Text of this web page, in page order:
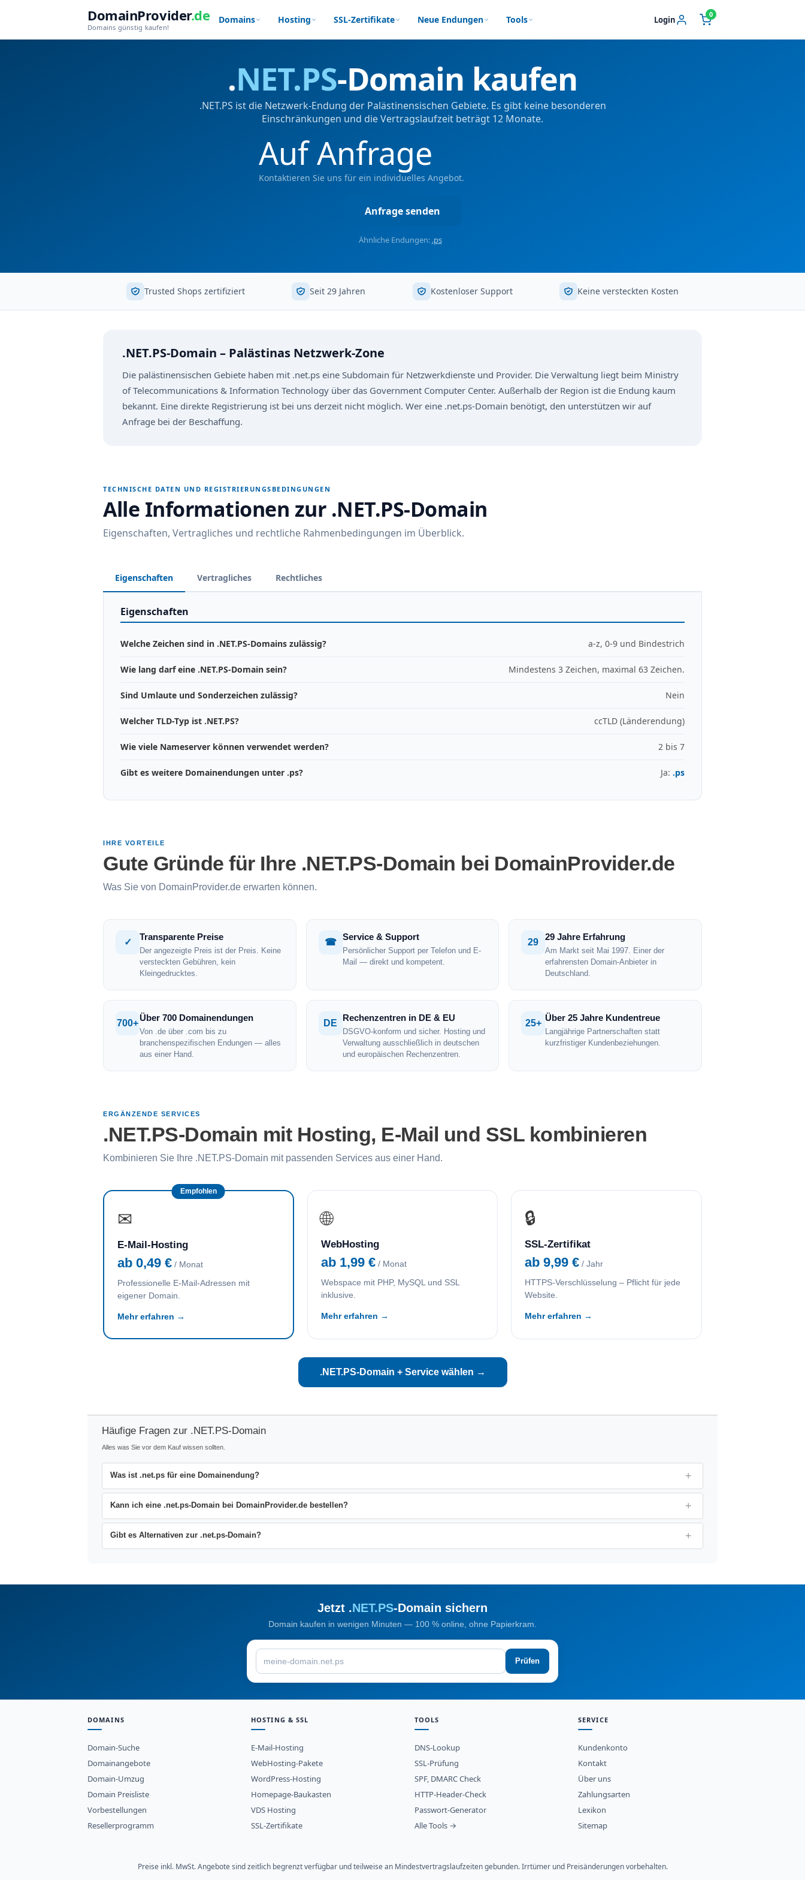
DomainProvider.de
Domains günstig kaufen!
Domains Hosting SSL-Zertifikate Neue Endungen Tools Login 0
.NET.PS-Domain kaufen
.NET.PS ist die Netzwerk-Endung der Palästinensischen Gebiete. Es gibt keine besonderen
Einschränkungen und die Vertragslaufzeit beträgt 12 Monate.
Auf Anfrage
Kontaktieren Sie uns für ein individuelles Angebot.
Anfrage senden
Ähnliche Endungen: .ps
Trusted Shops zertifiziert Seit 29 Jahren Kostenloser Support Keine versteckten Kosten
.NET.PS-Domain – Palästinas Netzwerk-Zone
Die palästinensischen Gebiete haben mit .net.ps eine Subdomain für Netzwerkdienste und Provider. Die Verwaltung liegt beim Ministry
of Telecommunications & Information Technology über das Government Computer Center. Außerhalb der Region ist die Endung kaum
bekannt. Eine direkte Registrierung ist bei uns derzeit nicht möglich. Wer eine .net.ps-Domain benötigt, den unterstützen wir auf
Anfrage bei der Beschaffung.
TECHNISCHE DATEN UND REGISTRIERUNGSBEDINGUNGEN
Alle Informationen zur .NET.PS-Domain
Eigenschaften, Vertragliches und rechtliche Rahmenbedingungen im Überblick.
Eigenschaften Vertragliches Rechtliches
Eigenschaften
Welche Zeichen sind in .NET.PS-Domains zulässig? a-z, 0-9 und Bindestrich
Wie lang darf eine .NET.PS-Domain sein? Mindestens 3 Zeichen, maximal 63 Zeichen.
Sind Umlaute und Sonderzeichen zulässig? Nein
Welcher TLD-Typ ist .NET.PS? ccTLD (Länderendung)
Wie viele Nameserver können verwendet werden? 2 bis 7
Gibt es weitere Domainendungen unter .ps? Ja: .ps
IHRE VORTEILE
Gute Gründe für Ihre .NET.PS-Domain bei DomainProvider.de
Was Sie von DomainProvider.de erwarten können.
✓
Transparente Preise
Der angezeigte Preis ist der Preis. Keine
versteckten Gebühren, kein
Kleingedrucktes.
☎
Service & Support
Persönlicher Support per Telefon und E-
Mail — direkt und kompetent.
29
29 Jahre Erfahrung
Am Markt seit Mai 1997. Einer der
erfahrensten Domain-Anbieter in
Deutschland.
700+
Über 700 Domainendungen
Von .de über .com bis zu
branchenspezifischen Endungen — alles
aus einer Hand.
DE
Rechenzentren in DE & EU
DSGVO-konform und sicher. Hosting und
Verwaltung ausschließlich in deutschen
und europäischen Rechenzentren.
25+
Über 25 Jahre Kundentreue
Langjährige Partnerschaften statt
kurzfristiger Kundenbeziehungen.
ERGÄNZENDE SERVICES
.NET.PS-Domain mit Hosting, E-Mail und SSL kombinieren
Kombinieren Sie Ihre .NET.PS-Domain mit passenden Services aus einer Hand.
Empfohlen
✉
E-Mail-Hosting
ab 0,49 € / Monat
Professionelle E-Mail-Adressen mit
eigener Domain.
Mehr erfahren →
🌐
WebHosting
ab 1,99 €/ Monat
Webspace mit PHP, MySQL und SSL
inklusive.
Mehr erfahren →
🔒
SSL-Zertifikat
ab 9,99 € / Jahr
HTTPS-Verschlüsselung – Pflicht für jede
Website.
Mehr erfahren →
.NET.PS-Domain + Service wählen →
Häufige Fragen zur .NET.PS-Domain
Alles was Sie vor dem Kauf wissen sollten.
Was ist .net.ps für eine Domainendung?
Kann ich eine .net.ps-Domain bei DomainProvider.de bestellen?
Gibt es Alternativen zur .net.ps-Domain?
Jetzt .NET.PS-Domain sichern
Domain kaufen in wenigen Minuten — 100 % online, ohne Papierkram.
Prüfen
DOMAINS
Domain-Suche
Domainangebote
Domain-Umzug
Domain Preisliste
Vorbestellungen
Resellerprogramm
HOSTING & SSL
E-Mail-Hosting
WebHosting-Pakete
WordPress-Hosting
Homepage-Baukasten
VDS Hosting
SSL-Zertifikate
TOOLS
DNS-Lookup
SSL-Prüfung
SPF, DMARC Check
HTTP-Header-Check
Passwort-Generator
Alle Tools →
SERVICE
Kundenkonto
Kontakt
Über uns
Zahlungsarten
Lexikon
Sitemap
Preise inkl. MwSt. Angebote sind zeitlich begrenzt verfügbar und teilweise an Mindestvertragslaufzeiten gebunden. Irrtümer und Preisänderungen vorbehalten.